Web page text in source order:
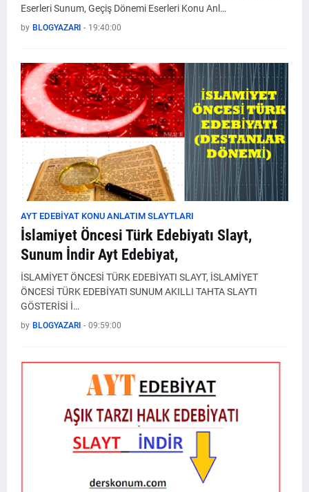
Eserleri Sunum, Geçiş Dönemi Eserleri Konu Anl…
by BLOGYAZARI - 19:40:00
AYT EDEBİYAT KONU ANLATIM SLAYTLARI
İslamiyet Öncesi Türk Edebiyatı Slayt,
Sunum İndir Ayt Edebiyat,
İSLAMİYET ÖNCESİ TÜRK EDEBİYATI SLAYT, İSLAMİYET
ÖNCESİ TÜRK EDEBİYATI SUNUM AKILLI TAHTA SLAYTI
GÖSTERİSİ İ…
by BLOGYAZARI - 09:59:00